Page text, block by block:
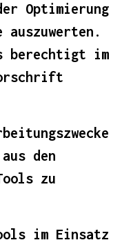
Optimierung
berechtigt im
den
zu
im Einsatz